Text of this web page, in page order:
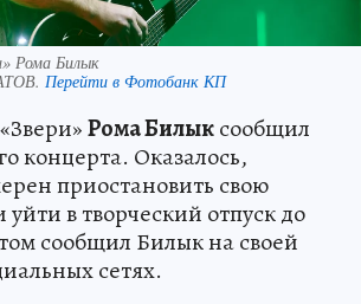
Рома Билык
Перейти в Фотобанк КП
Рома Билыксообщил
концерта. Оказалось,
приостановить свою
уйти в творческий отпуск до
сообщил Билык на своей
сетях.